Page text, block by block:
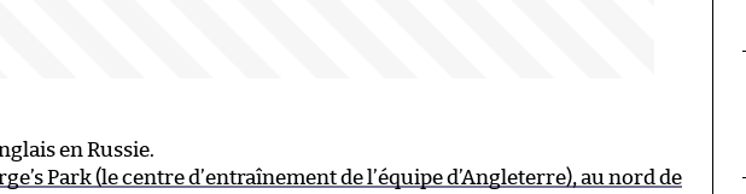
en Russie.
Park (le centre d’entraînement de l’équipe d’Angleterre), au nord de